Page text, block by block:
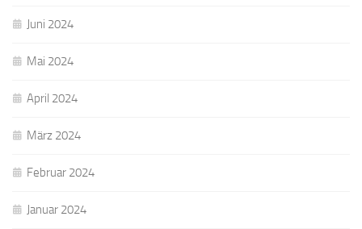
Juni 2024
Mai 2024
April 2024
März 2024
Februar 2024
Januar 2024